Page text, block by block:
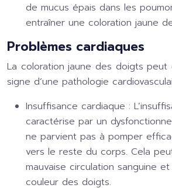
de mucus épais dans les
entraîner une coloration jaune
Problèmes cardiaques
La coloration jaune des doigts
signe d’une pathologie
Insuffisance cardiaque :
caractérise par un
ne parvient pas à pomper
vers le reste du corps. Cela
mauvaise circulation sanguine
couleur des doigts.